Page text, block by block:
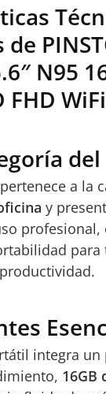
N95
FHD
a la
y
profesional,
para
integra
16GB